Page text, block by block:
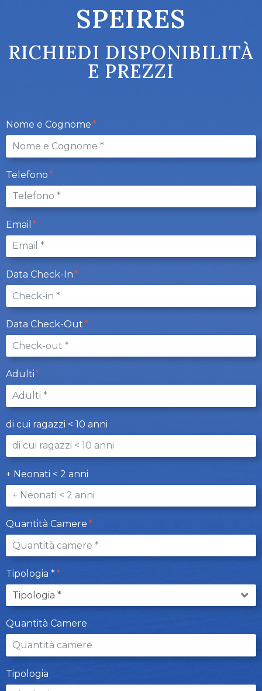
SPEIRES
RICHIEDI DISPONIBILITÀ
E PREZZI
Nome e Cognome
Telefono
Email
Data Check-In
Data Check-Out
Adulti
di cui ragazzi < 10 anni
+ Neonati < 2 anni
Quantità Camere
Tipologia *
Quantità Camere
Tipologia